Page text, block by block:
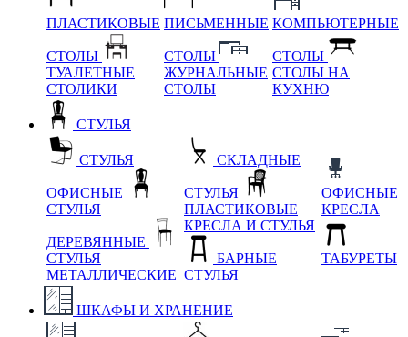
ПЛАСТИКОВЫЕ
СТОЛЫ
ТУАЛЕТНЫЕ
СТОЛИКИ
ПИСЬМЕННЫЕ
СТОЛЫ
ЖУРНАЛЬНЫЕ
СТОЛЫ
КОМПЬЮТЕРНЫЕ
СТОЛЫ
СТОЛЫ НА
КУХНЮ
СТУЛЬЯ
СТУЛЬЯ
ОФИСНЫЕ
СТУЛЬЯ
ДЕРЕВЯННЫЕ
СТУЛЬЯ
МЕТАЛЛИЧЕСКИЕ
СКЛАДНЫЕ
СТУЛЬЯ
ПЛАСТИКОВЫЕ
КРЕСЛА И СТУЛЬЯ
БАРНЫЕ
СТУЛЬЯ
ОФИСНЫЕ
КРЕСЛА
ТАБУРЕТЫ
ШКАФЫ И ХРАНЕНИЕ